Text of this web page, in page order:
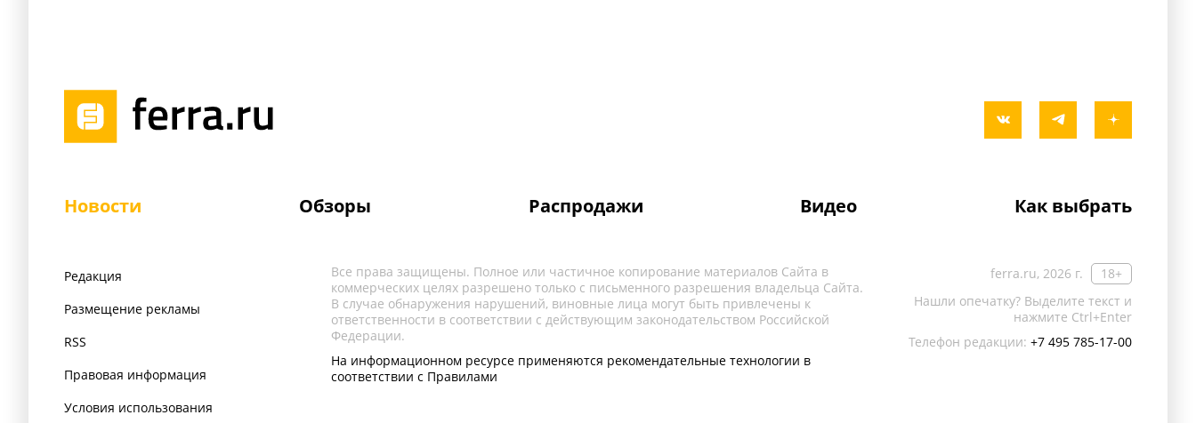
Новости Обзоры Распродажи Видео Как выбрать
Редакция
Размещение рекламы
RSS
Правовая информация
Условия использования
ferra.ru, 2026 г.
18+
Нашли опечатку? Выделите текст и
нажмите Ctrl+Enter
Телефон редакции: +7 495 785-17-00
Все права защищены. Полное или частичное копирование материалов Сайта в
коммерческих целях разрешено только с письменного разрешения владельца Сайта.
В случае обнаружения нарушений, виновные лица могут быть привлечены к
ответственности в соответствии с действующим законодательством Российской
Федерации.
На информационном ресурсе применяются рекомендательные технологии в
соответствии с Правилами